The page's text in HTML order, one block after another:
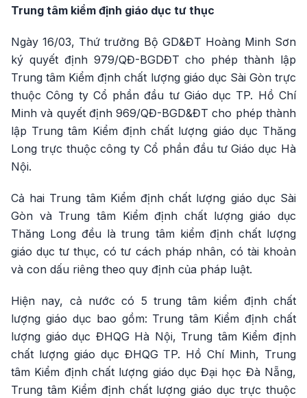
Trung tâm kiểm định giáo dục tư thục
Ngày 16/03, Thứ trưởng Bộ GD&ĐT Hoàng Minh Sơn
ký quyết định 979/QĐ-BGDĐT cho phép thành lập
Trung tâm Kiểm định chất lượng giáo dục Sài Gòn trực
thuộc Công ty Cổ phần đầu tư Giáo dục TP. Hồ Chí
Minh và quyết định 969/QĐ-BGD&ĐT cho phép thành
lập Trung tâm Kiểm định chất lượng giáo dục Thăng
Long trực thuộc công ty Cổ phần đầu tư Giáo dục Hà
Nội.
Cả hai Trung tâm Kiểm định chất lượng giáo dục Sài
Gòn và Trung tâm Kiểm định chất lượng giáo dục
Thăng Long đều là trung tâm kiểm định chất lượng
giáo dục tư thục, có tư cách pháp nhân, có tài khoản
và con dấu riêng theo quy định của pháp luật.
Hiện nay, cả nước có 5 trung tâm kiểm định chất
lượng giáo dục bao gồm: Trung tâm Kiểm định chất
lượng giáo dục ĐHQG Hà Nội, Trung tâm Kiểm định
chất lượng giáo dục ĐHQG TP. Hồ Chí Minh, Trung
tâm Kiểm định chất lượng giáo dục Đại học Đà Nẵng,
Trung tâm Kiểm định chất lượng giáo dục trực thuộc